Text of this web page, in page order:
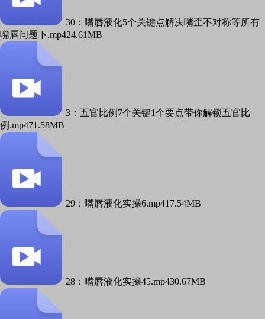
30：嘴唇液化5个关键点解决嘴歪不对称等所有
嘴唇问题下.mp424.61MB
3：五官比例7个关键1个要点带你解锁五官比
例.mp471.58MB
29：嘴唇液化实操6.mp417.54MB
28：嘴唇液化实操45.mp430.67MB